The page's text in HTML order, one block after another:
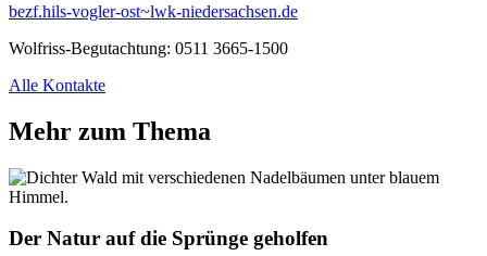
bezf.hils-vogler-ost~lwk-niedersachsen.de
Wolfriss-Begutachtung: 0511 3665-1500
Alle Kontakte
Mehr zum Thema
Der Natur auf die Sprünge geholfen